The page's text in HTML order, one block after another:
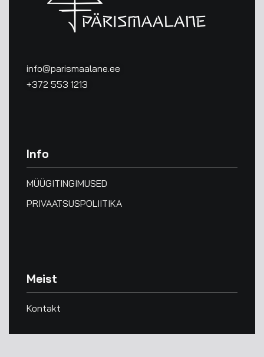
info@parismaalane.ee
+372 553 1213
Info
MÜÜGITINGIMUSED
PRIVAATSUSPOLIITIKA
Meist
Kontakt